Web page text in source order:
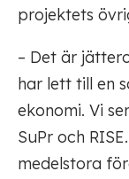
projektets
– Det är
har lett till en
ekonomi. Vi
SuPr och
medelstora